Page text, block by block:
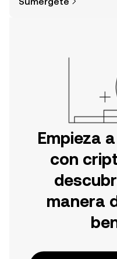
tu aventura en la
Empieza
con
manera